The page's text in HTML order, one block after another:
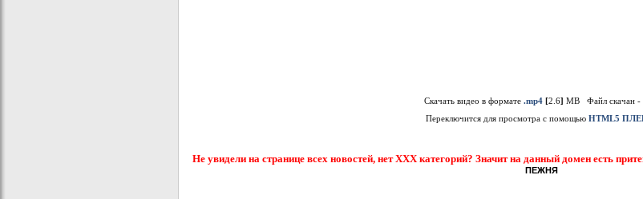
Скачать видео в формате .mp4 [2.6] MB Файл скачан -
Переключится для просмотра с помощью HTML5
Не увидели на странице всех новостей, нет XXX категорий? Значит на данный домен есть
ПЕЖНЯ